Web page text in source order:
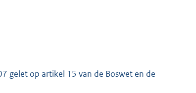
gelet op artikel 15 van de Boswet en de